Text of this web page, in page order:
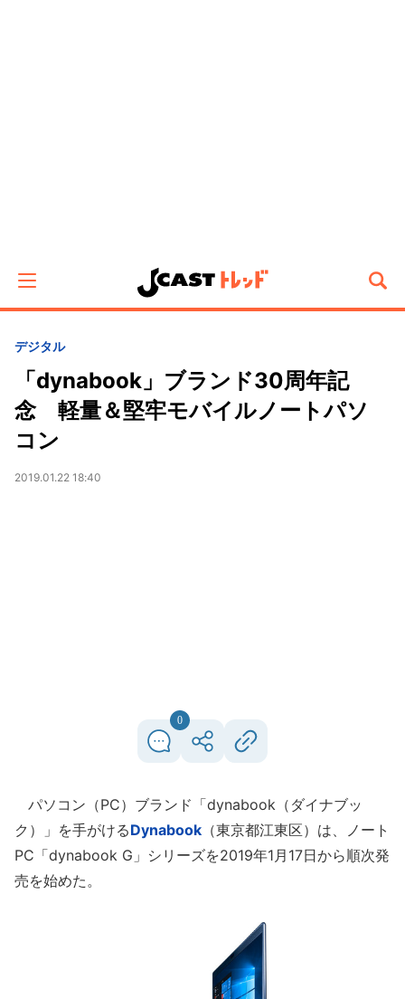
デジタル
「dynabook」ブランド30周年記
念 軽量＆堅牢モバイルノートパソ
コン
2019.01.22 18:40
0
パソコン（PC）ブランド「dynabook（ダイナブッ
ク）」を手がけるDynabook （東京都江東区）は、ノート
PC「dynabook G」シリーズを2019年1月17日から順次発
売を始めた。